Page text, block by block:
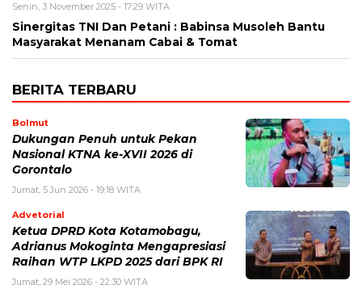
Senin, 3 November 2025 - 17:29 WITA
Sinergitas TNI Dan Petani : Babinsa Musoleh Bantu
Masyarakat Menanam Cabai & Tomat
BERITA TERBARU
Bolmut
Dukungan Penuh untuk Pekan
Nasional KTNA ke-XVII 2026 di
Gorontalo
Jumat, 5 Jun 2026 - 19:18 WITA
Advetorial
Ketua DPRD Kota Kotamobagu,
Adrianus Mokoginta Mengapresiasi
Raihan WTP LKPD 2025 dari BPK RI
Jumat, 29 Mei 2026 - 22:30 WITA